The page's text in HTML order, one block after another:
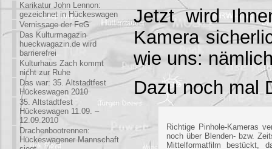
Karikatur John Lennon:
gezeichnet in Hückeswagen
Vernissage der FeG
Das Kulturmagazin
hueckwagazin.de wird
barrierefrei
Kulturhaus Zach kommt
nicht zur Ruhe
Das war: 35. Altstadtfest
Hückeswagen 2010
35. Altstadtfest
Hückeswagen 11.09. –
12.09.2010
Drachenbootrennen:
Hückeswagener Mannschaft
Jetzt wird
Kamera
wie uns:
Dazu noch mal
Richtige Pinhole-Kameras
noch über Blenden- bzw.
Mittelformatfilm bestückt,